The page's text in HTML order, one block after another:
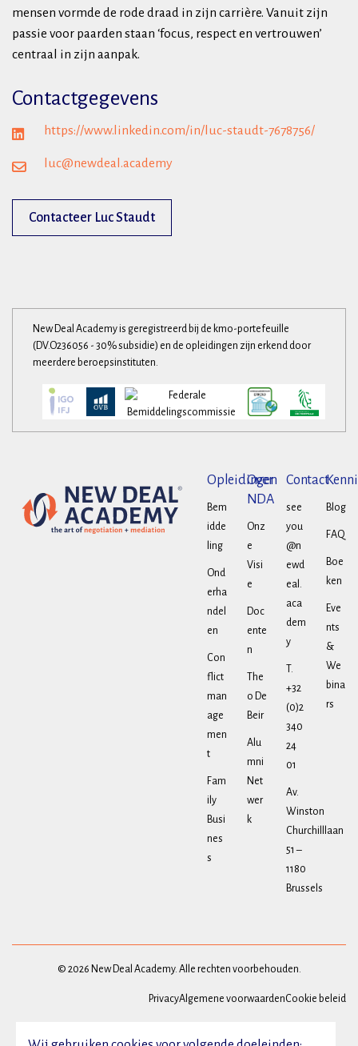
mensen vormde de rode draad in zijn carrière. Vanuit zijn
passie voor paarden staan ‘focus, respect en vertrouwen’
centraal in zijn aanpak.
Contactgegevens
https://www.linkedin.com/in/luc-staudt-7678756/
luc@newdeal.academy
Contacteer Luc Staudt
New Deal Academy is geregistreerd bij de kmo-portefeuille
(DV.O236056 - 30% subsidie) en de opleidingen zijn erkend door
meerdere beroepsinstituten.
Opleidingen
Bem
idde
ling
Ond
erha
ndel
en
Con
flict
man
age
men
t
Fam
ily
Busi
nes
s
Over
NDA
Onz
e
Visi
e
Doc
ente
n
The
o De
Beir
Alu
mni
Net
wer
k
Contact
see
you
@n
ewd
eal.
aca
dem
y
T.
+32
(0)2
340
24
01
Av.
Winston
Churchilllaan
51 –
1180
Brussels
Blog
FAQ
Boe
ken
Eve
nts
&
We
bina
rs
© 2026 New Deal Academy. Alle rechten voorbehouden.
PrivacyAlgemene voorwaardenCookie beleid